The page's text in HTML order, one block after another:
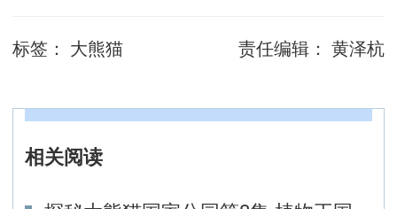
标签： 大熊猫 责任编辑： 黄泽杭
相关阅读